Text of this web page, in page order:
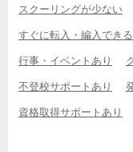
スクーリングが少ない
すぐに転入・編入できる
行事・イベントあり
不登校サポートあり
資格取得サポートあり